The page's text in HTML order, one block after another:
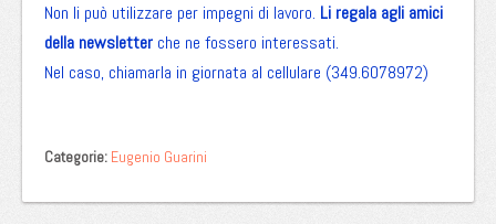
Non li può utilizzare per impegni di lavoro. Li regala agli amici
della newsletter che ne fossero interessati.
Nel caso, chiamarla in giornata al cellulare (349.6078972)
Categorie: Eugenio Guarini